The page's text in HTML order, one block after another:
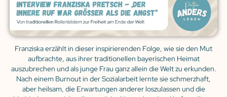
Franziska erzählt in dieser inspirierenden Folge, wie sie den Mut
aufbrachte, aus ihrer traditionellen bayerischen Heimat
auszubrechen und als junge Frau ganz allein die Welt zu erkunden.
Nach einem Burnout in der Sozialarbeit lernte sie schmerzhaft,
aber heilsam, die Erwartungen anderer loszulassen und die